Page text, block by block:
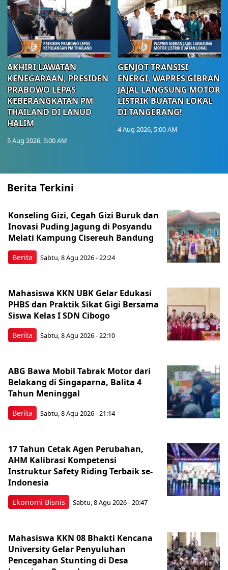
AKHIRI LAWATAN
KENEGARAAN, PRESIDEN
PRABOWO LEPAS
KEBERANGKATAN PM
THAILAND DI LANUD
HALIM
5 Aug 2026, 5:00 AM
GENJOT TRANSISI
ENERGI, WAPRES GIBRAN
JAJAL LANGSUNG MOTOR
LISTRIK BUATAN LOKAL
DI TANGERANG!
4 Aug 2026, 5:00 AM
Berita Terkini
Berita
Konseling Gizi, Cegah Gizi Buruk dan
Inovasi Puding Jagung di Posyandu
Melati Kampung Cisereuh Bandung
Sabtu, 8 Agu 2026 - 22:24
Berita
Mahasiswa KKN UBK Gelar Edukasi
PHBS dan Praktik Sikat Gigi Bersama
Siswa Kelas I SDN Cibogo
Sabtu, 8 Agu 2026 - 22:10
Berita
ABG Bawa Mobil Tabrak Motor dari
Belakang di Singaparna, Balita 4
Tahun Meninggal
Sabtu, 8 Agu 2026 - 21:14
Ekonomi Bisnis
17 Tahun Cetak Agen Perubahan,
AHM Kalibrasi Kompetensi
Instruktur Safety Riding Terbaik se-
Indonesia
Sabtu, 8 Agu 2026 - 20:47
Mahasiswa KKN 08 Bhakti Kencana
University Gelar Penyuluhan
Pencegahan Stunting di Desa